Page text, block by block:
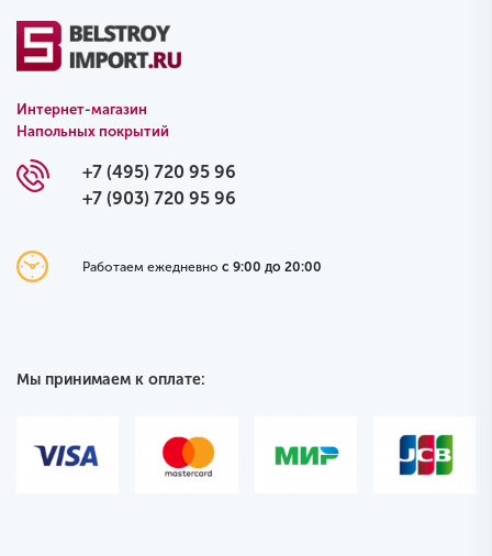
Интернет-магазин
Напольных покрытий
+7 (495) 720 95 96
+7 (903) 720 95 96
Работаем ежедневно с 9:00 до 20:00
Мы принимаем к оплате: